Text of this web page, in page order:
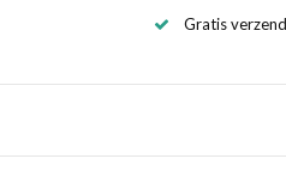
Gratis